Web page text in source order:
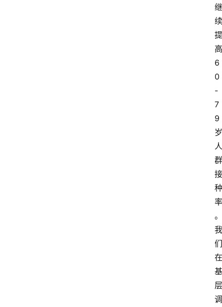
继
续
提
高
6
0
-
7
9
岁
人
群
接
种
率
。
我
们
在
基
层
调